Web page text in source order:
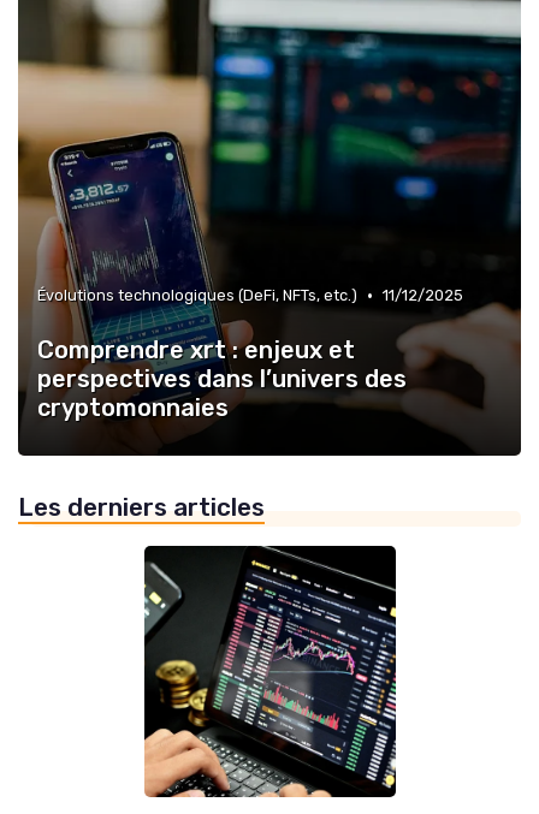
Évolutions technologiques (DeFi, NFTs, etc.) • 11/12/2025
Comprendre xrt : enjeux et
perspectives dans l’univers des
cryptomonnaies
Les derniers articles